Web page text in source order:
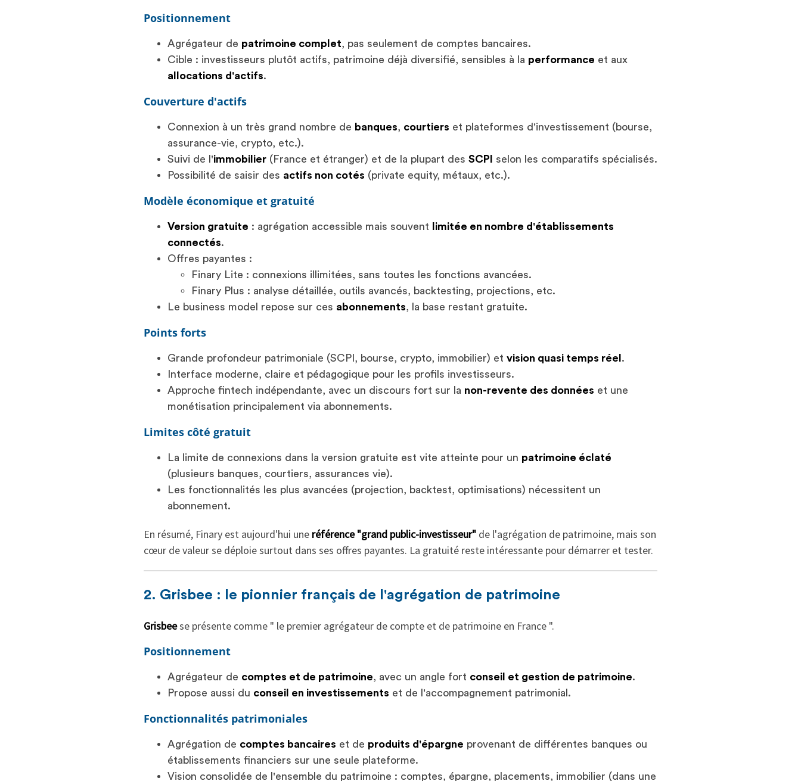
Positionnement
Agrégateur de patrimoine complet, pas seulement de comptes bancaires.
Cible : investisseurs plutôt actifs, patrimoine déjà diversifié, sensibles à la performance et aux
allocations d'actifs.
Couverture d'actifs
Connexion à un très grand nombre de banques, courtiers et plateformes d'investissement (bourse,
assurance-vie, crypto, etc.).
Suivi de l'immobilier(France et étranger) et de la plupart des SCPI
selon les comparatifs spécialisés.
Possibilité de saisir des actifs non cotés (private equity, métaux, etc.).
Modèle économique et gratuité
Version gratuite : agrégation accessible mais souvent
limitée en nombre d'établissements
connectés.
Offres payantes :
Finary Lite : connexions illimitées, sans toutes les fonctions avancées.
Finary Plus : analyse détaillée, outils avancés, backtesting, projections, etc.
Le business model repose sur ces abonnements, la base restant gratuite.
Points forts
Grande profondeur patrimoniale (SCPI, bourse, crypto, immobilier) et vision quasi temps réel .
Interface moderne, claire et pédagogique pour les profils investisseurs.
Approche fintech indépendante, avec un discours fort sur la non-revente des données et une
monétisation principalement via abonnements.
Limites côté gratuit
La limite de connexions dans la version gratuite est vite atteinte pour un patrimoine éclaté
(plusieurs banques, courtiers, assurances vie).
Les fonctionnalités les plus avancées (projection, backtest, optimisations) nécessitent un
abonnement.
En résumé, Finary est aujourd'hui une référence "grand public-investisseur"de l'agrégation de patrimoine, mais son
cœur de valeur se déploie surtout dans ses offres payantes. La gratuité reste intéressante pour démarrer et tester.
2. Grisbee : le pionnier français de l'agrégation de patrimoine
Grisbeese présente comme " le premier agrégateur de compte et de patrimoine en France ".
Positionnement
Agrégateur de comptes et de patrimoine, avec un angle fort conseil et gestion de patrimoine.
Propose aussi du conseil en investissements et de l'accompagnement patrimonial.
Fonctionnalités patrimoniales
Agrégation de comptes bancaires et de produits d'épargne provenant de différentes banques ou
établissements financiers sur une seule plateforme.
Vision consolidée de l'ensemble du patrimoine : comptes, épargne, placements, immobilier (dans une